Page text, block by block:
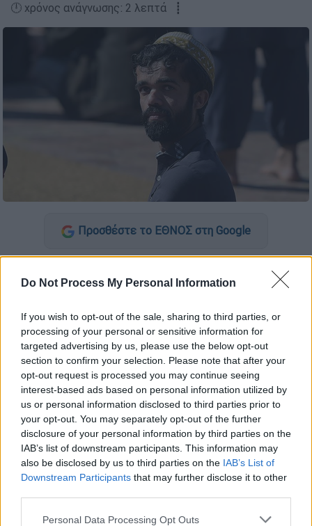
Do Not Process My Personal Information
If you wish to opt-out of the sale, sharing to third parties, or
processing of your personal or sensitive information for
targeted advertising by us, please use the below opt-out
section to confirm your selection. Please note that after your
opt-out request is processed you may continue seeing
interest-based ads based on personal information utilized by
us or personal information disclosed to third parties prior to
your opt-out. You may separately opt-out of the further
disclosure of your personal information by third parties on the
IAB’s list of downstream participants. This information may
also be disclosed by us to third parties on the IAB’s List of
Downstream Participants that may further disclose it to other
Please note that this website/app uses one or more Google
Personal Data Processing Opt Outs
🕛 χρόνος ανάγνωσης: 2 λεπτά ┋
Προσθέστε το ΕΘΝΟΣ στη Google
Ο εμβληματικός νάνος του Game of Thrones,
Τύριον Λάνιστερ κατά κόσμον Πίτερ
φήμη που με τόσο κόπο και υποκριτική
ικανότητα έχει χτίσει μέσα από την σειρά
φαινόμενο του HBΟ. Ο αντίζηλός του είναι
25 ετών ζει σε ένα μικρό χωριό του Κασμίρ
και είναι ή μάλλον ήταν μέχρι πρότινος
σερβιτόρος.
«Με παίρνουν πάρα πολλές φωτογραφίες για
αυτό και έχω γίνει διάσημος παντού. Τον
αγαπώ πολύ. Μου αρέσει πάρα πολύ και
καθώς έχουμε και το ίδιο ύψος μου αρέσει
ακόμη περισσότερο.» αναφέρει